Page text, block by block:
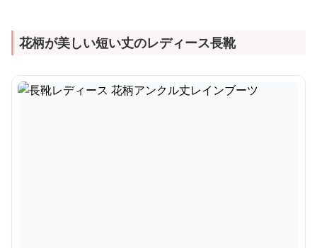
花柄が美しい短い丈のレディース長靴